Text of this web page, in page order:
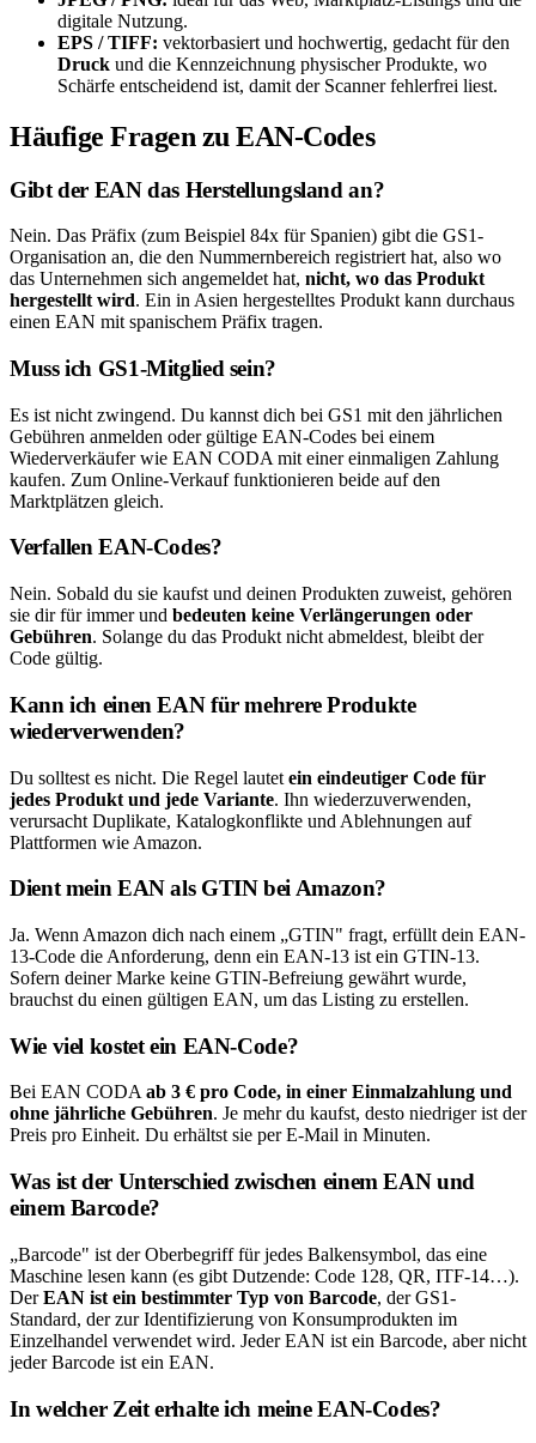
digitale Nutzung.
EPS / TIFF: vektorbasiert und hochwertig, gedacht für den
Druck und die Kennzeichnung physischer Produkte, wo
Schärfe entscheidend ist, damit der Scanner fehlerfrei liest.
Häufige Fragen zu EAN-Codes
Gibt der EAN das Herstellungsland an?
Nein. Das Präfix (zum Beispiel 84x für Spanien) gibt die GS1-
Organisation an, die den Nummernbereich registriert hat, also wo
das Unternehmen sich angemeldet hat, nicht, wo das Produkt
hergestellt wird. Ein in Asien hergestelltes Produkt kann durchaus
einen EAN mit spanischem Präfix tragen.
Muss ich GS1-Mitglied sein?
Es ist nicht zwingend. Du kannst dich bei GS1 mit den jährlichen
Gebühren anmelden oder gültige EAN-Codes bei einem
Wiederverkäufer wie EAN CODA mit einer einmaligen Zahlung
kaufen. Zum Online-Verkauf funktionieren beide auf den
Marktplätzen gleich.
Verfallen EAN-Codes?
Nein. Sobald du sie kaufst und deinen Produkten zuweist, gehören
sie dir für immer und bedeuten keine Verlängerungen oder
Gebühren. Solange du das Produkt nicht abmeldest, bleibt der
Code gültig.
Kann ich einen EAN für mehrere Produkte
wiederverwenden?
Du solltest es nicht. Die Regel lautet ein eindeutiger Code für
jedes Produkt und jede Variante. Ihn wiederzuverwenden,
verursacht Duplikate, Katalogkonflikte und Ablehnungen auf
Plattformen wie Amazon.
Dient mein EAN als GTIN bei Amazon?
Ja. Wenn Amazon dich nach einem „GTIN" fragt, erfüllt dein EAN-
13-Code die Anforderung, denn ein EAN-13 ist ein GTIN-13.
Sofern deiner Marke keine GTIN-Befreiung gewährt wurde,
brauchst du einen gültigen EAN, um das Listing zu erstellen.
Wie viel kostet ein EAN-Code?
Bei EAN CODAab 3 € pro Code, in einer Einmalzahlung und
ohne jährliche Gebühren. Je mehr du kaufst, desto niedriger ist der
Preis pro Einheit. Du erhältst sie per E-Mail in Minuten.
Was ist der Unterschied zwischen einem EAN und
einem Barcode?
„Barcode" ist der Oberbegriff für jedes Balkensymbol, das eine
Maschine lesen kann (es gibt Dutzende: Code 128, QR, ITF-14…).
DerEAN ist ein bestimmter Typ von Barcode, der GS1-
Standard, der zur Identifizierung von Konsumprodukten im
Einzelhandel verwendet wird. Jeder EAN ist ein Barcode, aber nicht
jeder Barcode ist ein EAN.
In welcher Zeit erhalte ich meine EAN-Codes?